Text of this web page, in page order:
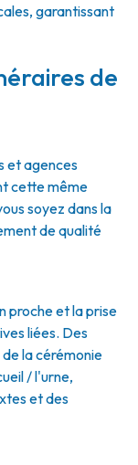
garantissant
de
et agences
cette même
soyez dans la
de qualité
proche et la prise
liées. Des
la cérémonie
/ l'urne,
et des